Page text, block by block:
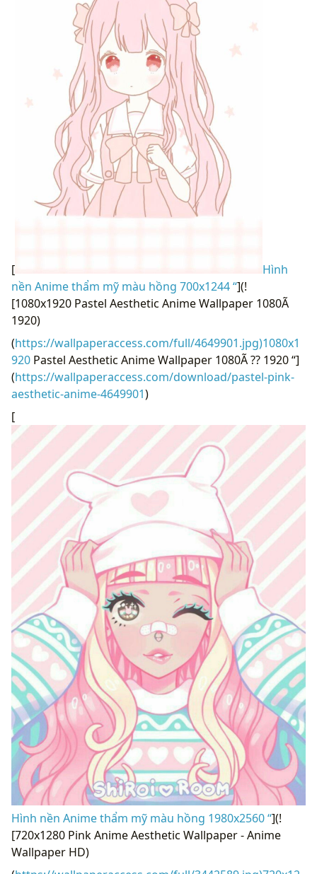
[
Hình
nền Anime thẩm mỹ màu hồng 700x1244 “](!
[1080x1920 Pastel Aesthetic Anime Wallpaper 1080Ã
1920)
(https://wallpaperaccess.com/full/4649901.jpg)1080x1
920 Pastel Aesthetic Anime Wallpaper 1080Ã ?? 1920 “]
(https://wallpaperaccess.com/download/pastel-pink-
aesthetic-anime-4649901)
[
Hình nền Anime thẩm mỹ màu hồng 1980x2560 “](!
[720x1280 Pink Anime Aesthetic Wallpaper - Anime
Wallpaper HD)